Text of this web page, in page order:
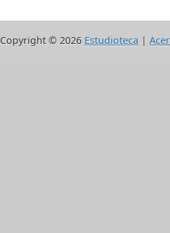
Copyright © 2026 Estudioteca |